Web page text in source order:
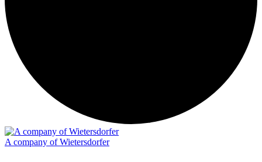
A company of Wietersdorfer